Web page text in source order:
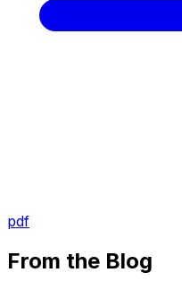
pdf
From the Blog